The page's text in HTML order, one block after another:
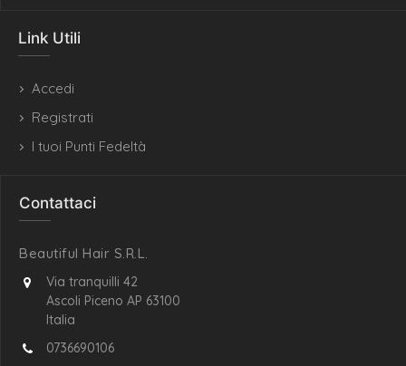
Link Utili
Accedi
Registrati
I tuoi Punti Fedeltà
Contattaci
Beautiful Hair S.R.L.
Via tranquilli 42
Ascoli Piceno AP 63100
Italia
0736690106